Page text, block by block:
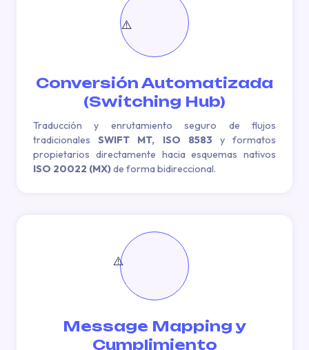
Conversión Automatizada
(Switching Hub)
Traducción y enrutamiento seguro de flujos
tradicionalesSWIFT MT, ISO 8583 y formatos
propietarios directamente hacia esquemas nativos
ISO 20022 (MX)de forma bidireccional.
Message Mapping y
Cumplimiento